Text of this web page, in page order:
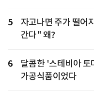
5
자고나면 주가 떨어
간다" 왜?
6
달콤한 '스테비아 토
가공식품이었다